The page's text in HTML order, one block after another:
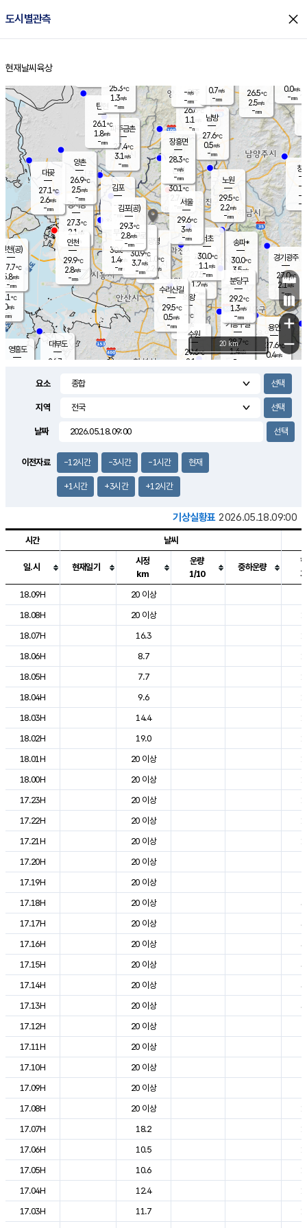
도시별관측 close
홈
현재날씨 육상
의도
℃
m/s
mm
영흥도
양주
26.6℃
1.1
-mm
과천
27.5℃
1.2m/s
- mm
용인
27.6℃
0.4m/s
경기광주
27.0℃
2.1m/s
-mm
1.4m/s
대부도
26.7
경서동
27.3℃
2.1 m/s
-mm
파주금촌
27.4℃
3.1 m/s
-mm
26.5℃
2.5m/s
-mm
대곶
27.1℃
2.6m/s
-mm
창
-
-m/
-
탄현
26.1℃
1.8m/s
-mm
0.0m/s
-mm
의왕
- ℃
m/s
mm
김포
- ℃
-m/s
mm
광명
31.0
℃
2.2 m/s
-mm
부천
30.6℃
1.4m/s
-mm
양촌
26.9℃
2.5m/s
-mm
구로
30.9℃
3.7m/s
-mm
은평
30.1℃
2.7 m/s
- mm
노원
29.5℃
2.2m/s
-mm
송파*
30.0℃
3.5m/s
-mm
서초
30.0℃
1.1 m/s
-mm
남방
27.6℃
0.5m/s
-mm
기흥구갈
28.7℃
1.4m/s
-
수리산길
29.5℃
0.5m/s
-mm
분당구
29.2℃
1.3m/s
-mm
장흥면
28.3℃
-m/s
-mm
-m/s
-mm
인천(공)
27.7℃
5.8m/s
-mm
김포(공)
29.3℃
2.8m/s
-mm
수원
29.6℃
2.1 m/s
인천
29.9℃
2.8m/s
-mm
서울
29.6℃
3m/s
-mm
25.3℃
1.3m/s
-mm
0.7m/s
-mm
+
−
20 km
요소
지역
날짜
이전자료 -12시간 -3시간 -1시간 현재
+1시간 +3시간 +12시간
기상실황표 2026.05.18.09:00
도시별 기상실황표로 지점, 날씨, 기온, 강수, 바람, 기압등을 안내한 표입
시간 날씨
일.시 현재일기
시정
km
운량
1/10
중하운량
18.09H
20 이상
18.08H
20 이상
18.07H
16.3
18.06H
8.7
18.05H
7.7
18.04H
9.6
18.03H
14.4
18.02H
19.0
18.01H
20 이상
18.00H
20 이상
17.23H
20 이상
17.22H
20 이상
17.21H
20 이상
17.20H
20 이상
17.19H
20 이상
17.18H
20 이상
17.17H
20 이상
17.16H
20 이상
17.15H
20 이상
17.14H
20 이상
17.13H
20 이상
17.12H
20 이상
17.11H
20 이상
17.10H
20 이상
17.09H
20 이상
17.08H
20 이상
17.07H
18.2
17.06H
10.5
17.05H
10.6
17.04H
12.4
17.03H
11.7